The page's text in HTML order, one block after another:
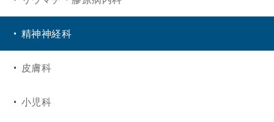
精神神経科
皮膚科
小児科